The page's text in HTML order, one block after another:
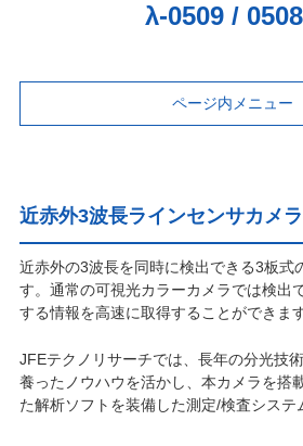
λ-0509 /
ページ内メニュー
近赤外3波長ラインセンサカメ
近赤外の3波長を同時に検出できる3板式
す。通常の可視光カラーカメラでは検出
する情報を高速に取得することができます
JFEテクノリサーチでは、長年の分光技
養ったノウハウを活かし、本カメラを搭
た解析ソフトを装備した測定/検査システ